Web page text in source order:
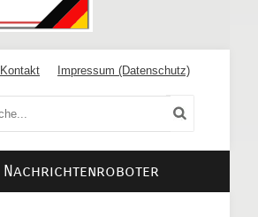
Kontakt Impressum (Datenschutz)
Nachrichtenroboter